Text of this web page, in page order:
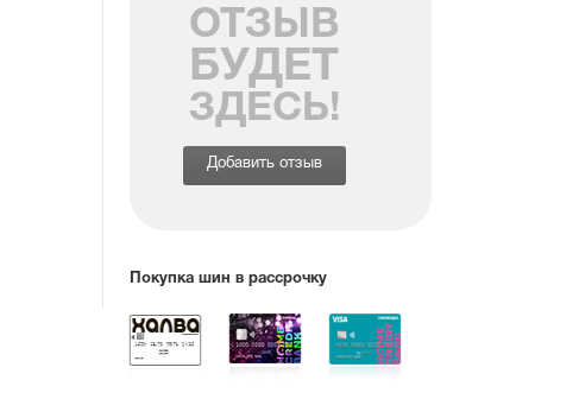
ОТЗЫВ
БУДЕТ
ЗДЕСЬ!
Добавить отзыв
Покупка шин в рассрочку